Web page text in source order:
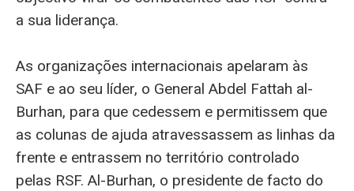
a sua liderança.
As organizações internacionais apelaram às
SAF e ao seu líder, o General Abdel Fattah al-
Burhan, para que cedessem e permitissem que
as colunas de ajuda atravessassem as linhas da
frente e entrassem no território controlado
pelas RSF. Al-Burhan, o presidente de facto do